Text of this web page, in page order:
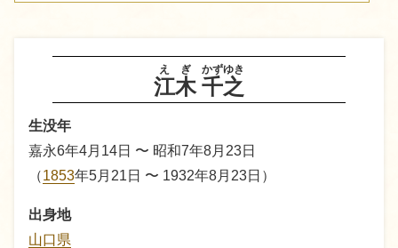
江木
えぎ
千之
かずゆき
生没年
嘉永6年4月14日 〜 昭和7年8月23日
（1853年5月21日 〜 1932年8月23日）
出身地
山口県